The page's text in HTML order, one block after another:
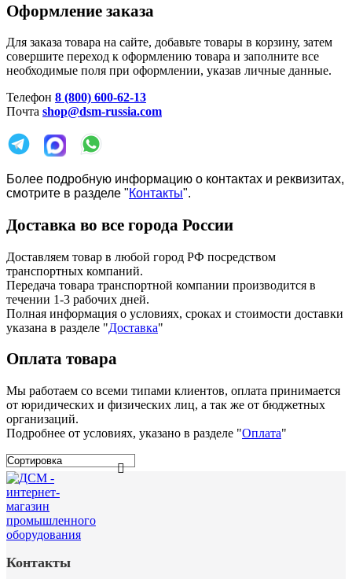
Оформление заказа
Для заказа товара на сайте, добавьте товары в корзину, затем
совершите переход к оформлению товара и заполните все
необходимые поля при оформлении, указав личные данные.
Телефон 8 (800) 600-62-13
Почта shop@dsm-russia.com
Более подробную информацию о контактах и реквизитах,
смотрите в разделе "Контакты".
Доставка во все города России
Доставляем товар в любой город РФ посредством
транспортных компаний.
Передача товара транспортной компании производится в
течении 1-3 рабочих дней.
Полная информация о условиях, сроках и стоимости доставки
указана в разделе "Доставка"
Оплата товара
Мы работаем со всеми типами клиентов, оплата принимается
от юридических и физических лиц, а так же от бюджетных
организаций.
Подробнее от условиях, указано в разделе "Оплата"
Контакты